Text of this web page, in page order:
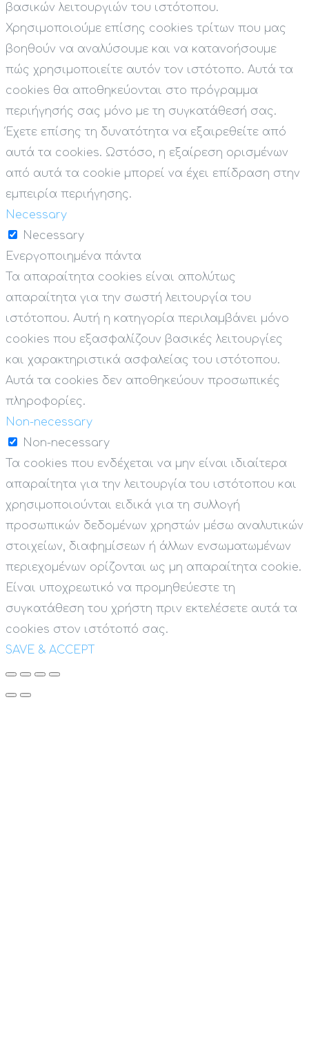
βασικών λειτουργιών του ιστότοπου.
Χρησιμοποιούμε επίσης cookies τρίτων που μας
βοηθούν να αναλύσουμε και να κατανοήσουμε
πώς χρησιμοποιείτε αυτόν τον ιστότοπο. Αυτά τα
cookies θα αποθηκεύονται στο πρόγραμμα
περιήγησής σας μόνο με τη συγκατάθεσή σας.
Έχετε επίσης τη δυνατότητα να εξαιρεθείτε από
αυτά τα cookies. Ωστόσο, η εξαίρεση ορισμένων
από αυτά τα cookie μπορεί να έχει επίδραση στην
εμπειρία περιήγησης.
Necessary
Necessary
Ενεργοποιημένα πάντα
Τα απαραίτητα cookies είναι απολύτως
απαραίτητα για την σωστή λειτουργία του
ιστότοπου. Αυτή η κατηγορία περιλαμβάνει μόνο
cookies που εξασφαλίζουν βασικές λειτουργίες
και χαρακτηριστικά ασφαλείας του ιστότοπου.
Αυτά τα cookies δεν αποθηκεύουν προσωπικές
πληροφορίες.
Non-necessary
Non-necessary
Τα cookies που ενδέχεται να μην είναι ιδιαίτερα
απαραίτητα για την λειτουργία του ιστότοπου και
χρησιμοποιούνται ειδικά για τη συλλογή
προσωπικών δεδομένων χρηστών μέσω αναλυτικών
στοιχείων, διαφημίσεων ή άλλων ενσωματωμένων
περιεχομένων ορίζονται ως μη απαραίτητα cookie.
Είναι υποχρεωτικό να προμηθεύεστε τη
συγκατάθεση του χρήστη πριν εκτελέσετε αυτά τα
cookies στον ιστότοπό σας.
SAVE & ACCEPT